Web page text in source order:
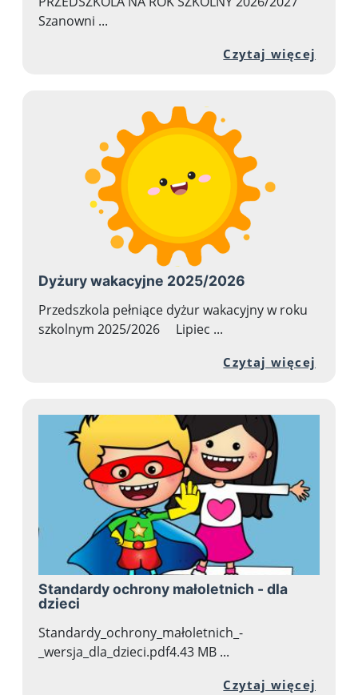
Szanowni ...
Czytaj więcej
Dyżury wakacyjne 2025/2026
Przedszkola pełniące dyżur wakacyjny w roku
szkolnym 2025/2026 Lipiec ...
Czytaj więcej
Standardy ochrony małoletnich - dla
dzieci
Standardy_ochrony_małoletnich_-
_wersja_dla_dzieci.pdf4.43 MB ...
Czytaj więcej